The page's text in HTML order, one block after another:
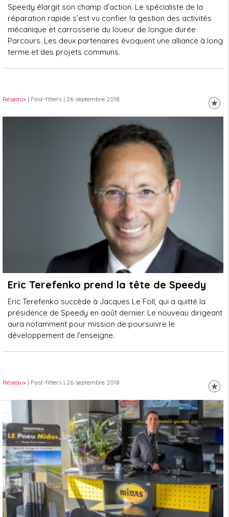
Speedy élargit son champ d’action. Le spécialiste de la
réparation rapide s’est vu confier la gestion des activités
mécanique et carrosserie du loueur de longue durée
Parcours. Les deux partenaires évoquent une alliance à long
terme et des projets communs.
Réseaux | Fast-fitters | 26 septembre 2018
Eric Terefenko prend la tête de Speedy
Eric Terefenko succède à Jacques Le Foll, qui a quitté la
présidence de Speedy en août dernier. Le nouveau dirigeant
aura notamment pour mission de poursuivre le
développement de l’enseigne.
Réseaux | Fast-fitters | 26 septembre 2018